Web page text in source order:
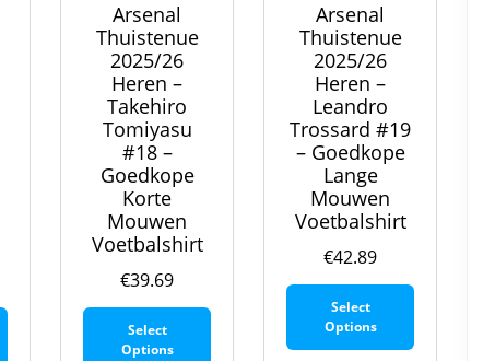
Dit
Arsenal
Thuistenue
2025/26
Heren –
Takehiro
Tomiyasu
#18 –
Goedkope
Korte
Mouwen
Voetbalshirt
€39.69
Select
Options
Dit
Arsenal
Thuistenue
2025/26
Heren –
Leandro
Trossard #19
– Goedkope
Lange
Mouwen
Voetbalshirt
€42.89
Select
Options
Dit